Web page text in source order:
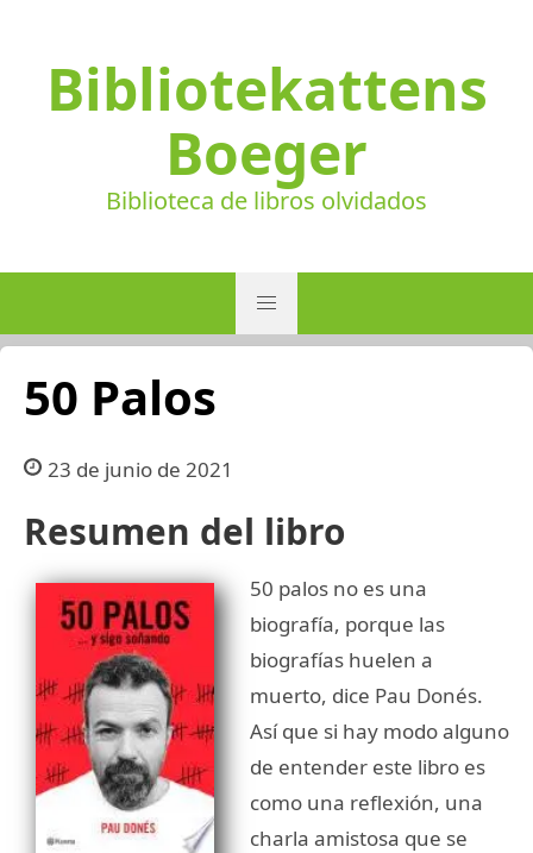
Bibliotekattens
Boeger
Biblioteca de libros olvidados
50 Palos
23 de junio de 2021
Resumen del libro
50 palos no es una
biografía, porque las
biografías huelen a
muerto, dice Pau Donés.
Así que si hay modo alguno
de entender este libro es
como una reflexión, una
charla amistosa que se